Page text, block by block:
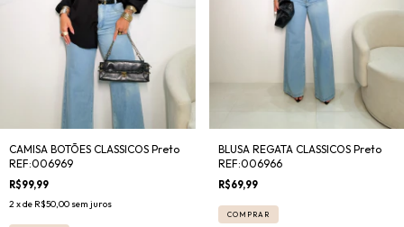
CAMISA BOTÕES CLASSICOS Preto
REF:006969
R$99,99
2x de R$50,00 sem juros
BLUSA REGATA CLASSICOS Preto
REF:006966
R$69,99
COMPRAR